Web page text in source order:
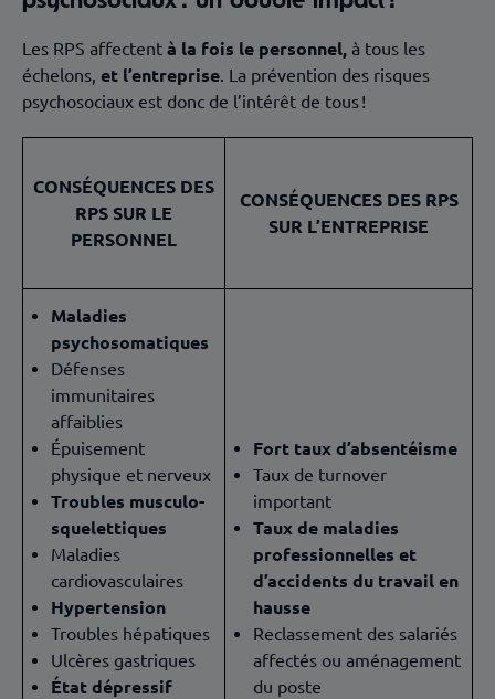
Les RPS affectent à la fois le personnel, à tous les
échelons, et l’entreprise. La prévention des risques
psychosociaux est donc de l’intérêt de tous !
CONSÉQUENCES DES
RPS SUR LE
PERSONNEL
CONSÉQUENCES DES RPS
SUR L’ENTREPRISE
Maladies
psychosomatiques
Défenses
immunitaires
affaiblies
Épuisement
physique et nerveux
Troubles musculo-
squelettiques
Maladies
cardiovasculaires
Hypertension
Troubles hépatiques
Ulcères gastriques
État dépressif
Fort taux d’absentéisme
Taux de turnover
important
Taux de maladies
professionnelles et
d’accidents du travail en
hausse
Reclassement des salariés
affectés ou aménagement
du poste